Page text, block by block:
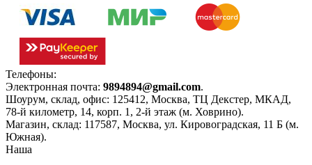
Телефоны:
Электронная почта: 9894894@gmail.com.
Шоурум, склад, офис: 125412, Москва, ТЦ Декстер, МКАД,
78-й километр, 14, корп. 1, 2-й этаж (м. Ховрино).
Магазин, склад: 117587, Москва, ул. Кировоградская, 11 Б (м.
Южная).
Наша